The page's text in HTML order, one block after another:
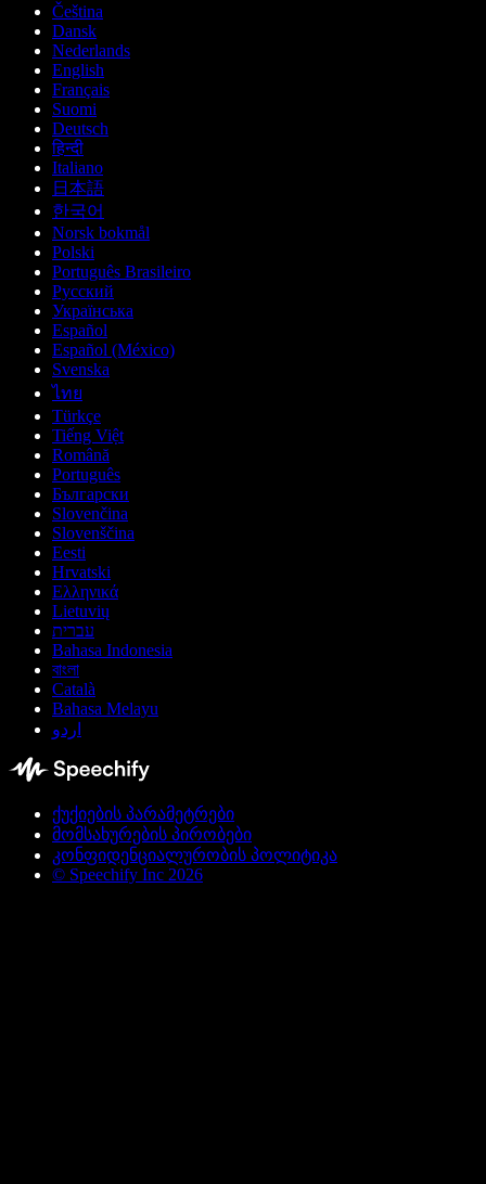
Čeština
Dansk
Nederlands
English
Français
Suomi
Deutsch
हिन्दी
Italiano
日本語
한국어
Norsk bokmål
Polski
Português Brasileiro
Русский
Українська
Español
Español (México)
Svenska
ไทย
Türkçe
Tiếng Việt
Română
Português
Български
Slovenčina
Slovenščina
Eesti
Hrvatski
Ελληνικά
Lietuvių
עברית
Bahasa Indonesia
বাংলা
Català
Bahasa Melayu
اردو
ქუქიების პარამეტრები
მომსახურების პირობები
კონფიდენციალურობის პოლიტიკა
© Speechify Inc 2026